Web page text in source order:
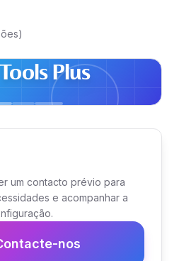
)
Plus
um contacto prévio para
e acompanhar a
nos